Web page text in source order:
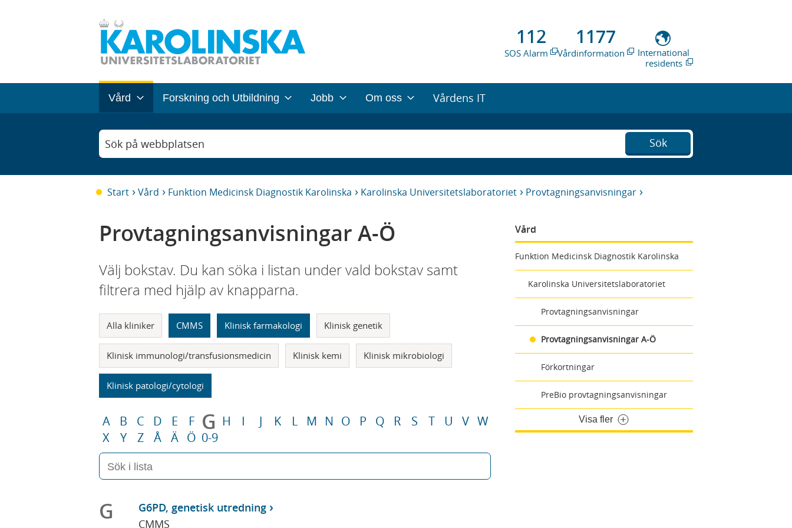
112
SOS Alarm
1177
Vårdinformation
International
residents
Vård Forskning och Utbildning Jobb Om oss Vårdens IT
Sök på webbplatsen Sök
Start Vård Funktion Medicinsk Diagnostik Karolinska Karolinska Universitetslaboratoriet Provtagningsanvisningar
Vård
Funktion Medicinsk Diagnostik Karolinska
Karolinska Universitetslaboratoriet
Provtagningsanvisningar
Provtagningsanvisningar A-Ö
Förkortningar
PreBio provtagningsanvisningar
Visa fler
Provtagningsanvisningar A-Ö
Välj bokstav. Du kan söka i listan under vald bokstav samt
filtrera med hjälp av knapparna.
Alla kliniker CMMS Klinisk farmakologi Klinisk genetik
Klinisk immunologi/transfusionsmedicin Klinisk kemi Klinisk mikrobiologi
Klinisk patologi/cytologi
A B C D E F G H I J K L M N O P Q R S T U V W
X
Y Z Å Ä Ö 0-9
G
G6PD, genetisk utredning
CMMS